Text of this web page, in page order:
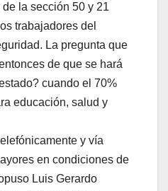
la sección 50 y 21
trabajadores del
La pregunta que
de que se hará
cuando el 70%
educación, salud y
y vía
en condiciones de
Luis Gerardo